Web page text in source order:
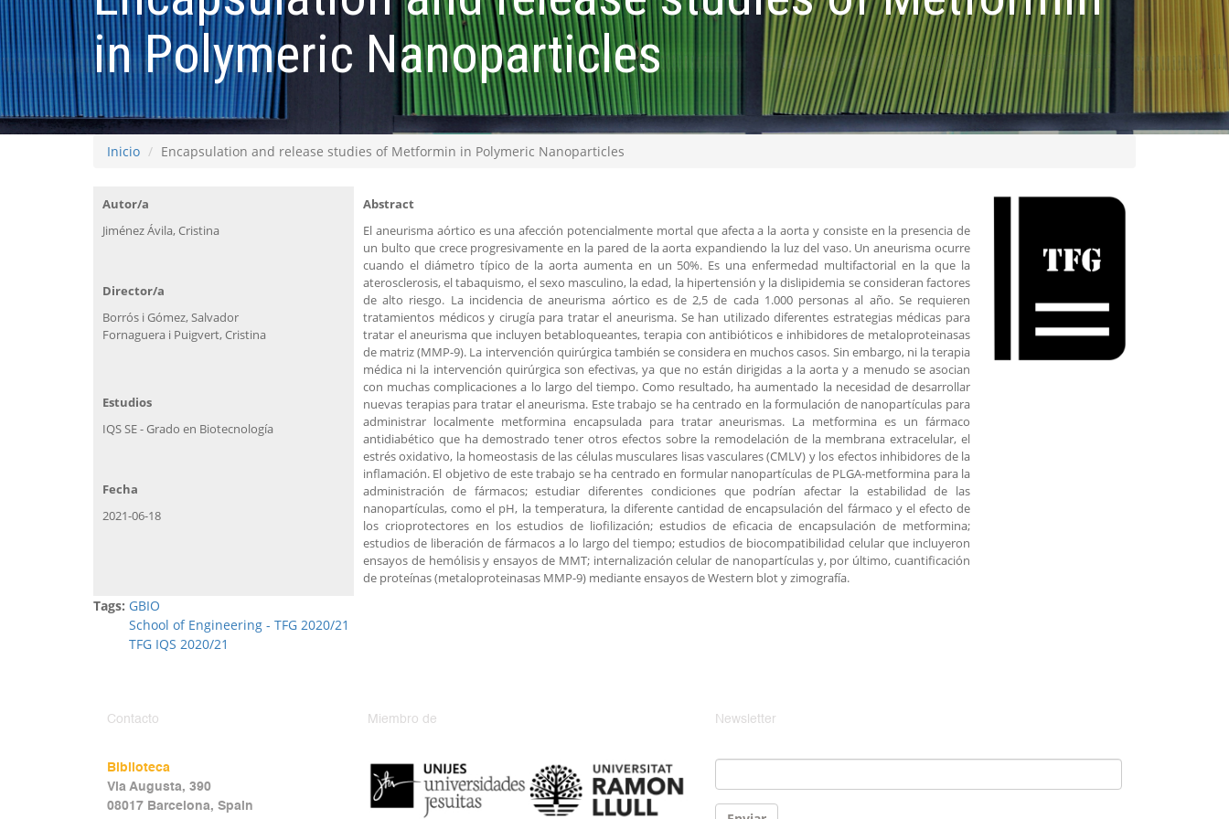
in Polymeric Nanoparticles
Inicio Encapsulation and release studies of Metformin in Polymeric Nanoparticles
Autor/a
Jiménez Ávila, Cristina
Abstract
El aneurisma aórtico es una afección potencialmente mortal que afecta a la aorta y consiste en la presencia de
un bulto que crece progresivamente en la pared de la aorta expandiendo la luz del vaso. Un aneurisma ocurre
cuando el diámetro típico de la aorta aumenta en un 50%. Es una enfermedad multifactorial en la que la
aterosclerosis, el tabaquismo, el sexo masculino, la edad, la hipertensión y la dislipidemia se consideran factores
de alto riesgo. La incidencia de aneurisma aórtico es de 2,5 de cada 1.000 personas al año. Se requieren
tratamientos médicos y cirugía para tratar el aneurisma. Se han utilizado diferentes estrategias médicas para
tratar el aneurisma que incluyen betabloqueantes, terapia con antibióticos e inhibidores de metaloproteinasas
de matriz (MMP-9). La intervención quirúrgica también se considera en muchos casos. Sin embargo, ni la terapia
médica ni la intervención quirúrgica son efectivas, ya que no están dirigidas a la aorta y a menudo se asocian
con muchas complicaciones a lo largo del tiempo. Como resultado, ha aumentado la necesidad de desarrollar
nuevas terapias para tratar el aneurisma. Este trabajo se ha centrado en la formulación de nanopartículas para
administrar localmente metformina encapsulada para tratar aneurismas. La metformina es un fármaco
antidiabético que ha demostrado tener otros efectos sobre la remodelación de la membrana extracelular, el
estrés oxidativo, la homeostasis de las células musculares lisas vasculares (CMLV) y los efectos inhibidores de la
inflamación. El objetivo de este trabajo se ha centrado en formular nanopartículas de PLGA-metformina para la
administración de fármacos; estudiar diferentes condiciones que podrían afectar la estabilidad de las
nanopartículas, como el pH, la temperatura, la diferente cantidad de encapsulación del fármaco y el efecto de
los crioprotectores en los estudios de liofilización; estudios de eficacia de encapsulación de metformina;
estudios de liberación de fármacos a lo largo del tiempo; estudios de biocompatibilidad celular que incluyeron
ensayos de hemólisis y ensayos de MMT; internalización celular de nanopartículas y, por último, cuantificación
de proteínas (metaloproteinasas MMP-9) mediante ensayos de Western blot y zimografía.
Director/a
Borrós i Gómez, Salvador
Fornaguera i Puigvert, Cristina
Estudios
IQS SE - Grado en Biotecnología
Fecha
2021-06-18
Tags: GBIO
School of Engineering - TFG 2020/21
TFG IQS 2020/21
Contacto
Biblioteca
Via Augusta, 390
08017 Barcelona, Spain
Miembro de Newsletter
Email